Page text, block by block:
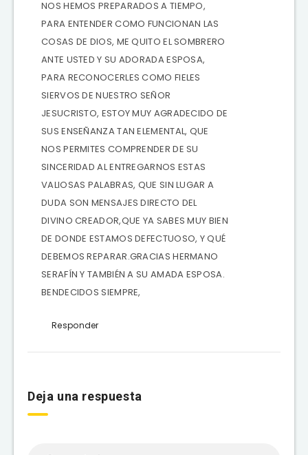
NOS HEMOS PREPARADOS A TIEMPO,
PARA ENTENDER COMO FUNCIONAN LAS
COSAS DE DIOS, ME QUITO EL SOMBRERO
ANTE USTED Y SU ADORADA ESPOSA,
PARA RECONOCERLES COMO FIELES
SIERVOS DE NUESTRO SEÑOR
JESUCRISTO, ESTOY MUY AGRADECIDO DE
SUS ENSEÑANZA TAN ELEMENTAL, QUE
NOS PERMITES COMPRENDER DE SU
SINCERIDAD AL ENTREGARNOS ESTAS
VALIOSAS PALABRAS, QUE SIN LUGAR A
DUDA SON MENSAJES DIRECTO DEL
DIVINO CREADOR,QUE YA SABES MUY BIEN
DE DONDE ESTAMOS DEFECTUOSO, Y QUÉ
DEBEMOS REPARAR.GRACIAS HERMANO
SERAFÍN Y TAMBIÉN A SU AMADA ESPOSA.
BENDECIDOS SIEMPRE,
Responder
Deja una respuesta